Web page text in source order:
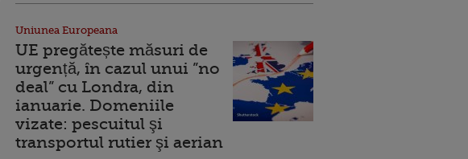
Uniunea Europeana
UE pregătește măsuri de
urgență, în cazul unui ”no
deal” cu Londra, din
ianuarie. Domeniile
vizate: pescuitul şi
transportul rutier şi aerian